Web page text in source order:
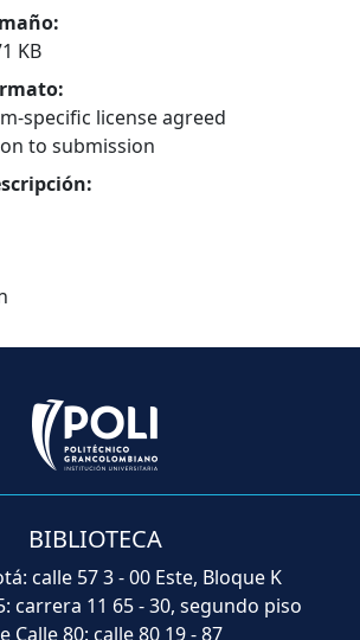
KB
specific license agreed
to submission
BIBLIOTECA
calle 57 3 - 00 Este, Bloque K
carrera 11 65 - 30, segundo piso
Calle 80: calle 80 19 - 87